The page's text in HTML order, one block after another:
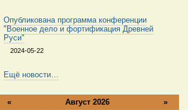
Опубликована программа конференции
"Военное дело и фортификация Древней
Руси"
2024-05-22
Ещё новости…
« Август 2026 »